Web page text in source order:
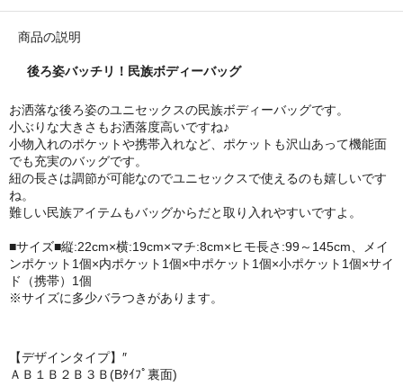
商品の説明
後ろ姿バッチリ！民族ボディーバッグ
お洒落な後ろ姿のユニセックスの民族ボディーバッグです。
小ぶりな大きさもお洒落度高いですね♪
小物入れのポケットや携帯入れなど、ポケットも沢山あって機能面
でも充実のバッグです。
紐の長さは調節が可能なのでユニセックスで使えるのも嬉しいです
ね。
難しい民族アイテムもバッグからだと取り入れやすいですよ。
■サイズ■縦:22cm×横:19cm×マチ:8cm×ヒモ長さ:99～145cm、メイ
ンポケット1個×内ポケット1個×中ポケット1個×小ポケット1個×サイ
ド（携帯）1個
※サイズに多少バラつきがあります。
【デザインタイプ】″
Ａ Ｂ１ Ｂ２ Ｂ３ Ｂ(Bﾀｲﾌﾟ裏面)